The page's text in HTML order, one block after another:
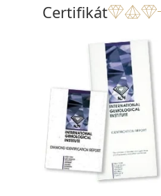
Certifikát